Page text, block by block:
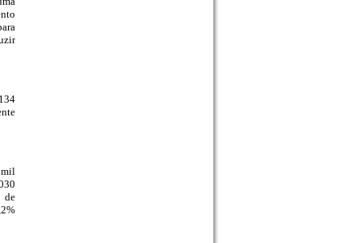
mil
de